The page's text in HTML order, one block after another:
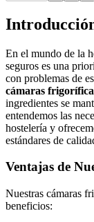
En el mundo de la
seguros es una
con problemas de
cámaras
ingredientes se
entendemos las
hostelería y
estándares de
Ventajas de
Nuestras cámaras
beneficios: